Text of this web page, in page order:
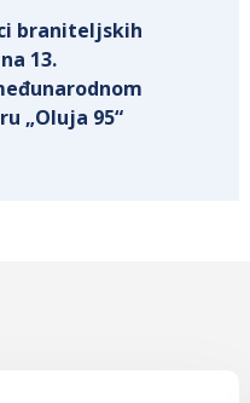
braniteljskih
13.
„Oluja 95“